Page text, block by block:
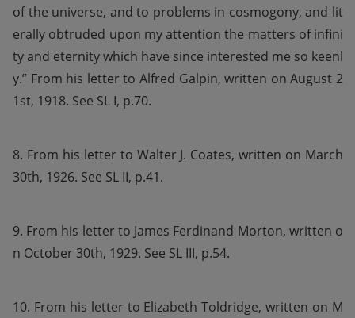
of the universe, and to problems in cosmogony, and lit
erally obtruded upon my attention the matters of infini
ty and eternity which have since interested me so keenl
y.” From his letter to Alfred Galpin, written on August 2
1st, 1918. See SL I, p.70.
8. From his letter to Walter J. Coates, written on March
30th, 1926. See SL II, p.41.
9. From his letter to James Ferdinand Morton, written o
n October 30th, 1929. See SL III, p.54.
10. From his letter to Elizabeth Toldridge, written on M